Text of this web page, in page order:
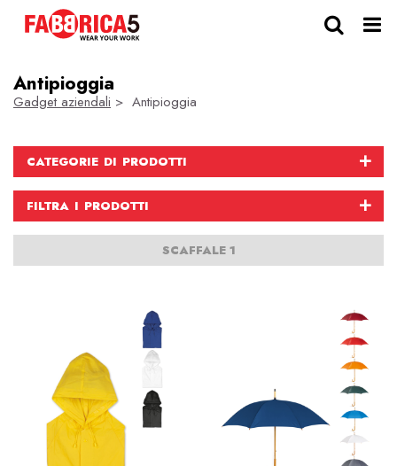
Antipioggia
Gadget aziendali > Antipioggia
CATEGORIE DI PRODOTTI
FILTRA I PRODOTTI
SCAFFALE 1